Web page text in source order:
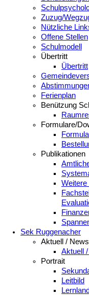
Zuzug/
Nützliche
Offene Stellen
Schulmodell
Übertritt
Übertritt
Ferienplan
Benützung
Formulare/
Publikationen
Weitere
Sek Ruggenacher
Aktuell / News
Aktuell
Portrait
Leitbild